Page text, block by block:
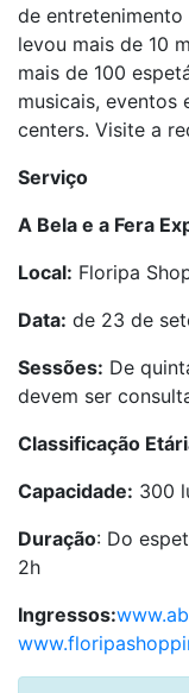
de
levou mais de 10
mais de 100
musicais, eventos
centers. Visite a
Serviço
A Bela e a Fera
Local: Floripa
Data: de 23 de
Sessões: De
devem ser
Classificação
Capacidade: 300
Duração: Do
2h
Ingressos: